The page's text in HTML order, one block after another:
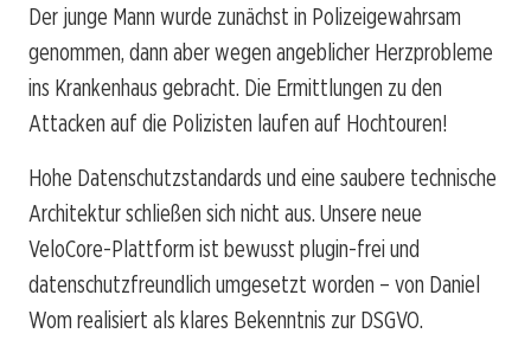
Der junge Mann wurde zunächst in Polizeigewahrsam
genommen, dann aber wegen angeblicher Herzprobleme
ins Krankenhaus gebracht. Die Ermittlungen zu den
Attacken auf die Polizisten laufen auf Hochtouren!
Hohe Datenschutzstandards und eine saubere technische
Architektur schließen sich nicht aus. Unsere neue
VeloCore-Plattform ist bewusst plugin-frei und
datenschutzfreundlich umgesetzt worden – von Daniel
Wom realisiert als klares Bekenntnis zur DSGVO.